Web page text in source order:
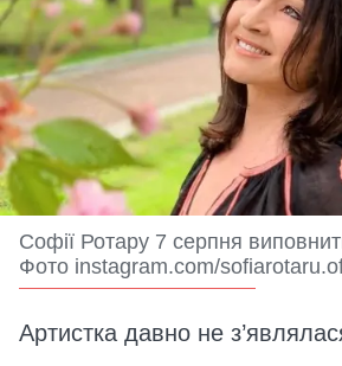
Софії Ротару 7 серпня
Фото instagram.com/
Артистка давно не